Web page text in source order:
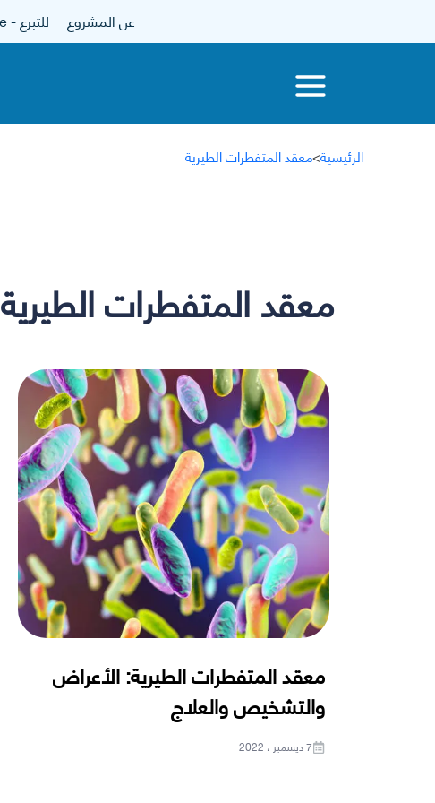
عن المشروع للتبرع - donate
الرئيسية>معقد المتفطرات الطيرية
معقد المتفطرات الطيرية
معقد المتفطرات الطيرية: الأعراض
والتشخيص والعلاج
7 ديسمبر ، 2022